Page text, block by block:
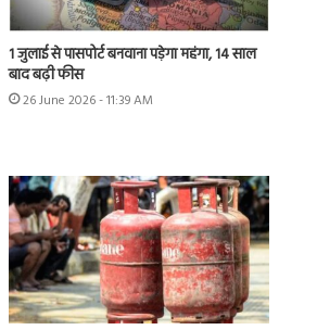
1 जुलाई से पासपोर्ट बनवाना पड़ेगा महंगा, 14 साल
बाद बढ़ी फीस
26 June 2026 - 11:39 AM